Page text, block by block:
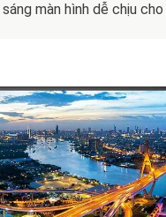
màn hình dễ chịu